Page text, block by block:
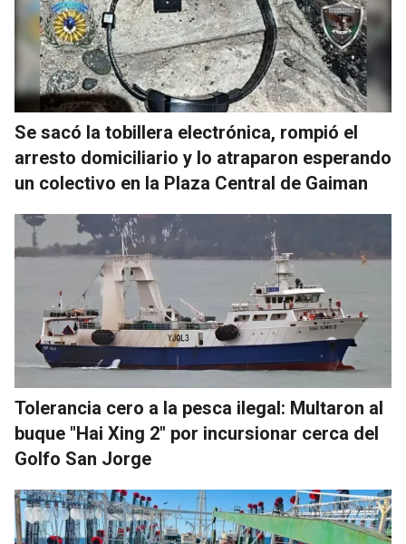
Se sacó la tobillera electrónica, rompió el
arresto domiciliario y lo atraparon esperando
un colectivo en la Plaza Central de Gaiman
Tolerancia cero a la pesca ilegal: Multaron al
buque "Hai Xing 2" por incursionar cerca del
Golfo San Jorge